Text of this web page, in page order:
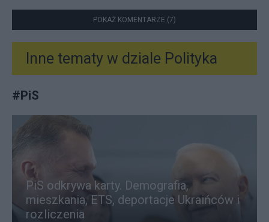
POKAŻ KOMENTARZE (7)
Inne tematy w dziale Polityka
#PiS
PiS odkrywa karty. Demografia,
mieszkania, ETS, deportacje Ukraińców i
rozliczenia